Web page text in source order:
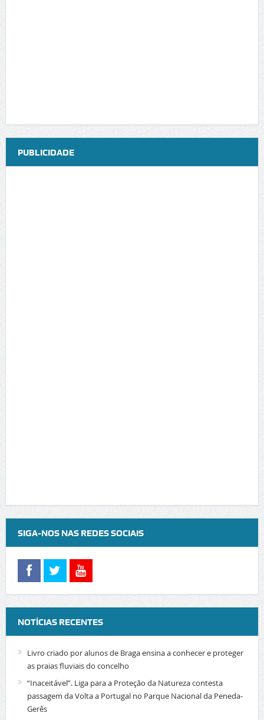
PUBLICIDADE
SIGA-NOS NAS REDES SOCIAIS
NOTÍCIAS RECENTES
Livro criado por alunos de Braga ensina a conhecer e proteger
as praias fluviais do concelho
“Inaceitável”. Liga para a Proteção da Natureza contesta
passagem da Volta a Portugal no Parque Nacional da Peneda-
Gerês